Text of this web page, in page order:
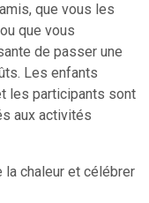
que vous les
que vous
de passer une
Les enfants
les participants sont
aux activités
chaleur et célébrer